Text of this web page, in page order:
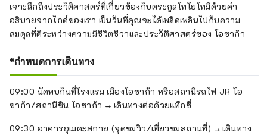
เจาะลึกถึงประวัติศาสตร์ที่เกี่ยวข้องกับตระกูลโทโยโทมิด้วยคำ
อธิบายจากไกด์ของเรา เป็นวันที่คุณจะได้เพลิดเพลินไปกับความ
สมดุลที่ดีระหว่างความมีชีวิตชีวาและประวัติศาสตร์ของ โอซาก้า
*กำหนดการเดินทาง
09:00 นัดพบกันที่โรงแรม เมืองโอซาก้า หรือสถานีรถไฟ JR โอ
ซาก้า/สถานีชิน โอซาก้า → เดินทางต่อด้วยแท็กซี่
09:30 อาคารอุเมดะสกาย (จุดชมวิว/เที่ยวชมสถานที่) → เดินทาง